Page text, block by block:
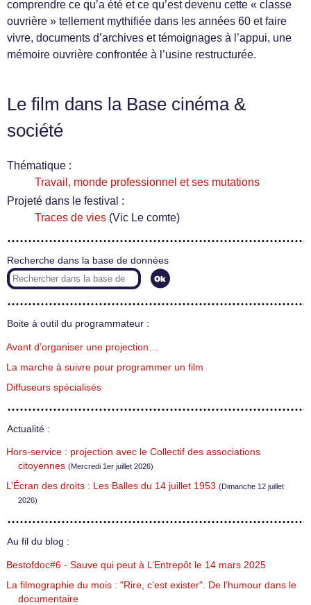
comprendre ce qu’a été et ce qu’est devenu cette « classe
ouvrière » tellement mythifiée dans les années 60 et faire
vivre, documents d’archives et témoignages à l’appui, une
mémoire ouvrière confrontée à l’usine restructurée.
Le film dans la Base cinéma &
société
Thématique :
Travail, monde professionnel et ses mutations
Projeté dans le festival :
Traces de vies (Vic Le comte)
Recherche dans la base de données
Boite à outil du programmateur :
Avant d’organiser une projection…
La marche à suivre pour programmer un film
Diffuseurs spécialisés
Actualité :
Hors-service : projection avec le Collectif des associations
citoyennes (Mercredi 1er juillet 2026)
L’Écran des droits : Les Balles du 14 juillet 1953 (Dimanche 12 juillet
2026)
Au fil du blog :
Bestofdoc#6 - Sauve qui peut à L’Entrepôt le 14 mars 2025
La filmographie du mois : "Rire, c’est exister". De l’humour dans le
documentaire